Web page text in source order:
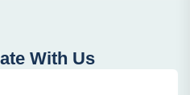
With Us